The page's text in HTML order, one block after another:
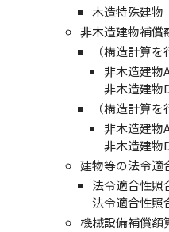
木造特殊建物
非木造建物補償
（構造計算を
非木造建物
非木造建物
（構造計算を
非木造建物
非木造建物
建物等の法令適
法令適合性照
法令適合性照
機械設備補償額